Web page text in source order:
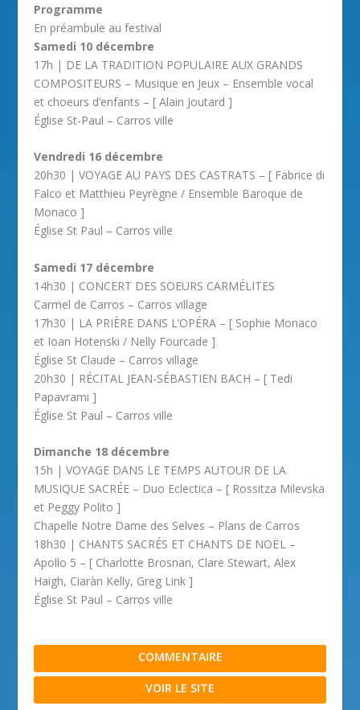
Programme
En préambule au festival
Samedi 10 décembre
17h | DE LA TRADITION POPULAIRE AUX GRANDS
COMPOSITEURS – Musique en Jeux – Ensemble vocal
et choeurs d’enfants – [ Alain Joutard ]
Église St-Paul – Carros ville
Vendredi 16 décembre
20h30 | VOYAGE AU PAYS DES CASTRATS – [ Fabrice di
Falco et Matthieu Peyrègne / Ensemble Baroque de
Monaco ]
Église St Paul – Carros ville
Samedi 17 décembre
14h30 | CONCERT DES SOEURS CARMÉLITES
Carmel de Carros – Carros village
17h30 | LA PRIÈRE DANS L’OPÉRA – [ Sophie Monaco
et Ioan Hotenski / Nelly Fourcade ]
Église St Claude – Carros village
20h30 | RÉCITAL JEAN-SÉBASTIEN BACH – [ Tedi
Papavrami ]
Église St Paul – Carros ville
Dimanche 18 décembre
15h | VOYAGE DANS LE TEMPS AUTOUR DE LA
MUSIQUE SACRÉE – Duo Eclectica – [ Rossitza Milevska
et Peggy Polito ]
Chapelle Notre Dame des Selves – Plans de Carros
18h30 | CHANTS SACRÉS ET CHANTS DE NOËL –
Apollo 5 – [ Charlotte Brosnan, Clare Stewart, Alex
Haigh, Ciaràn Kelly, Greg Link ]
Église St Paul – Carros ville
COMMENTAIRE
VOIR LE SITE